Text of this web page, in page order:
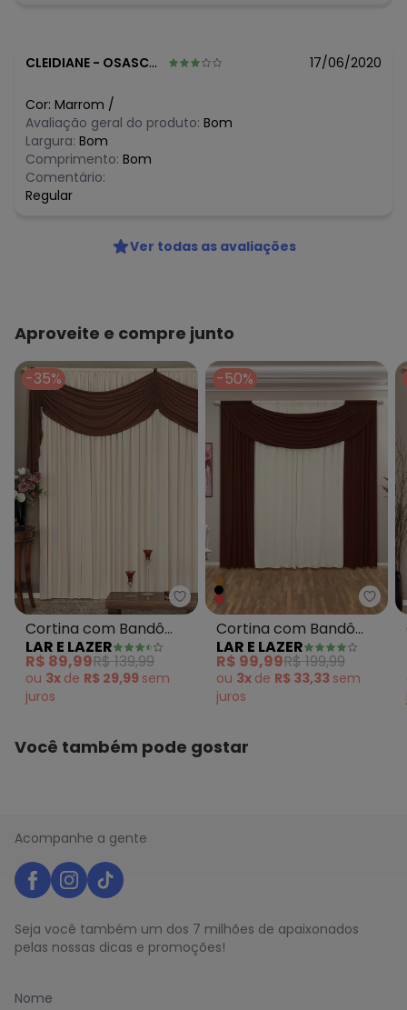
CLEIDIANE - OSASCO - SP 17/06/2020
Cor: Marrom /
Avaliação geral do produto: Bom
Largura: Bom
Comprimento: Bom
Comentário:
Regular
Ver todas as avaliações
Aproveite e compre junto
-35%
Lar e Lazer - Cortina com
Cortina com Bandô
Tabaco 400x230 cm
LAR E LAZER
R$ 89,99R$ 139,99
ou 3x de R$ 29,99 sem
juros
-50%
Lar
Cortina com Bandô
Marrom 360x180 cm
LAR E LAZER
R$ 99,99R$ 199,99
ou 3x de R$ 33,33 sem
juros
Você também pode gostar
Acompanhe a gente
Seja você também um dos 7 milhões de apaixonados
pelas nossas dicas e promoções!
Nome